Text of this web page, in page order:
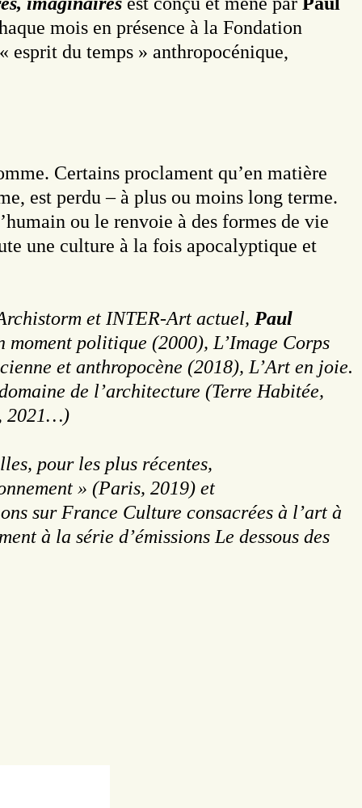
mois en présence à la Fondation
du temps » anthropocénique,
Certains proclament qu’en matière
est perdu – à plus ou moins long terme.
ou le renvoie à des formes de vie
une culture à la fois apocalyptique et
et INTER-Art actuel, Paul
politique (2000), L’Image Corps
et anthropocène (2018), L’Art en joie.
de l’architecture (Terre Habitée,
2021…)
pour les plus récentes,
» (Paris, 2019) et
sur France Culture consacrées à l’art à
à la série d’émissions Le dessous des